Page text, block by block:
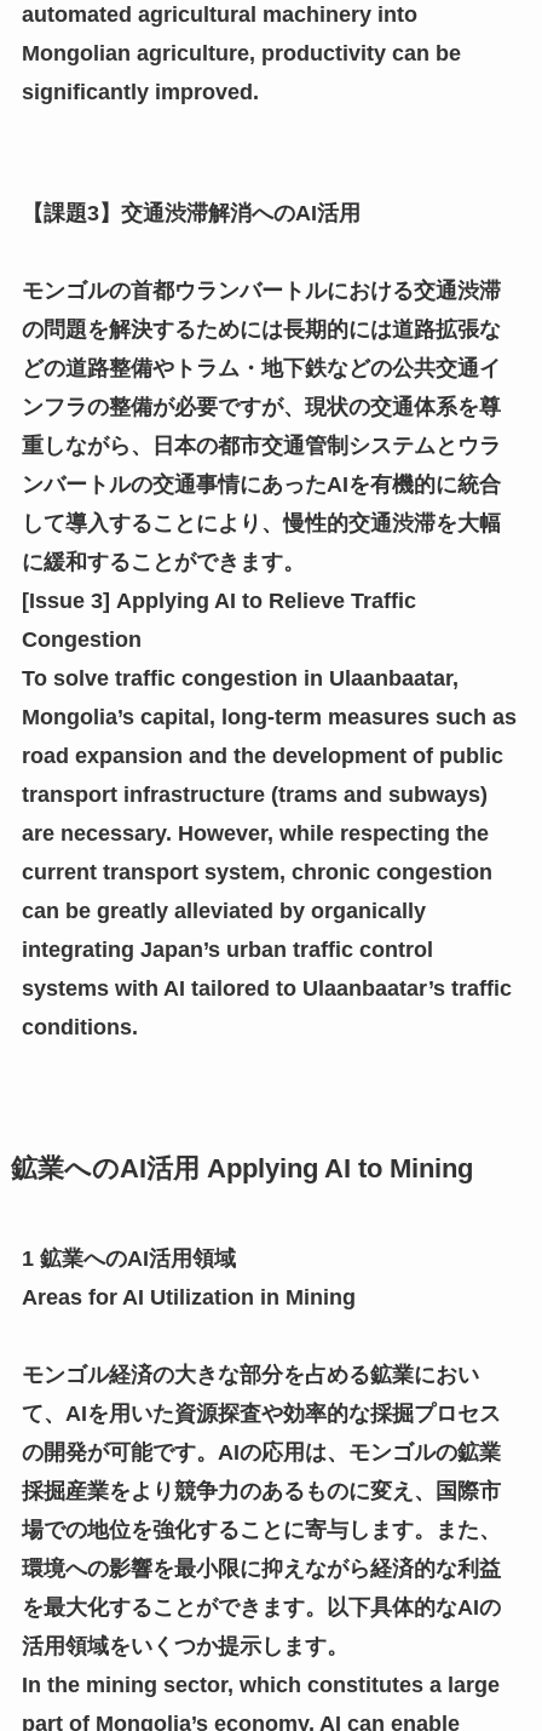
automated agricultural machinery into
Mongolian agriculture, productivity can be
significantly improved.
【課題3】交通渋滞解消へのAI活用
モンゴルの首都ウランバートルにおける交通渋滞
の問題を解決するためには長期的には道路拡張な
どの道路整備やトラム・地下鉄などの公共交通イ
ンフラの整備が必要ですが、現状の交通体系を尊
重しながら、日本の都市交通管制システムとウラ
ンバートルの交通事情にあったAIを有機的に統合
して導入することにより、慢性的交通渋滞を大幅
に緩和することができます。
[Issue 3] Applying AI to Relieve Traffic
Congestion
To solve traffic congestion in Ulaanbaatar,
Mongolia’s capital, long-term measures such as
road expansion and the development of public
transport infrastructure (trams and subways)
are necessary. However, while respecting the
current transport system, chronic congestion
can be greatly alleviated by organically
integrating Japan’s urban traffic control
systems with AI tailored to Ulaanbaatar’s traffic
conditions.
鉱業へのAI活用 Applying AI to Mining
1 鉱業へのAI活用領域
Areas for AI Utilization in Mining
モンゴル経済の大きな部分を占める鉱業におい
て、AIを用いた資源探査や効率的な採掘プロセス
の開発が可能です。AIの応用は、モンゴルの鉱業
採掘産業をより競争力のあるものに変え、国際市
場での地位を強化することに寄与します。また、
環境への影響を最小限に抑えながら経済的な利益
を最大化することができます。以下具体的なAIの
活用領域をいくつか提示します。
In the mining sector, which constitutes a large
part of Mongolia’s economy, AI can enable